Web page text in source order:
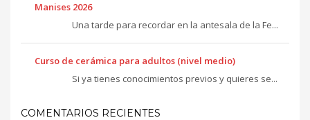
Manises 2026
Una tarde para recordar en la antesala de la Fe...
Curso de cerámica para adultos (nivel medio)
Si ya tienes conocimientos previos y quieres se...
COMENTARIOS RECIENTES